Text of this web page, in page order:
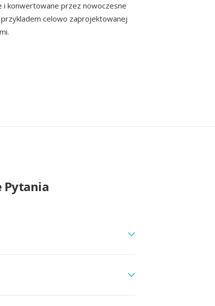
i konwertowane przez nowoczesne
celowo zaprojektowanej
Pytania